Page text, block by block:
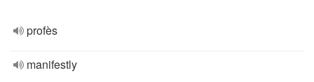
profès
manifestly